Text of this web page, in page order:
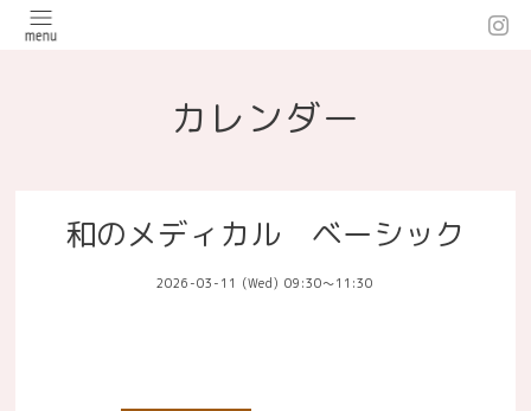
カレンダー
和のメディカル ベーシック
2026-03-11 (Wed) 09:30～11:30